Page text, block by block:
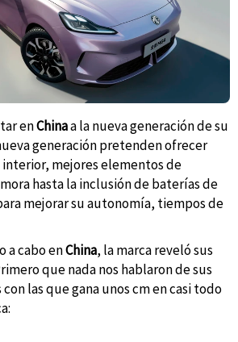
enChinaa la nueva generación de su
generación pretenden ofrecer
interior, mejores elementos de
hasta la inclusión de baterías de
mejorar su autonomía, tiempos de
a cabo enChina, la marca reveló sus
que nada nos hablaron de sus
las que gana unos cm en casi todo